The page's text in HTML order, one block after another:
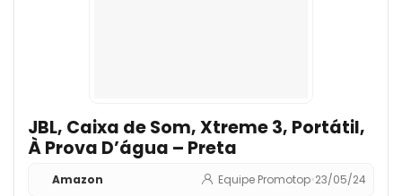
JBL, Caixa de Som, Xtreme 3, Portátil,
À Prova D’água – Preta
Amazon Equipe Promotop•23/05/24